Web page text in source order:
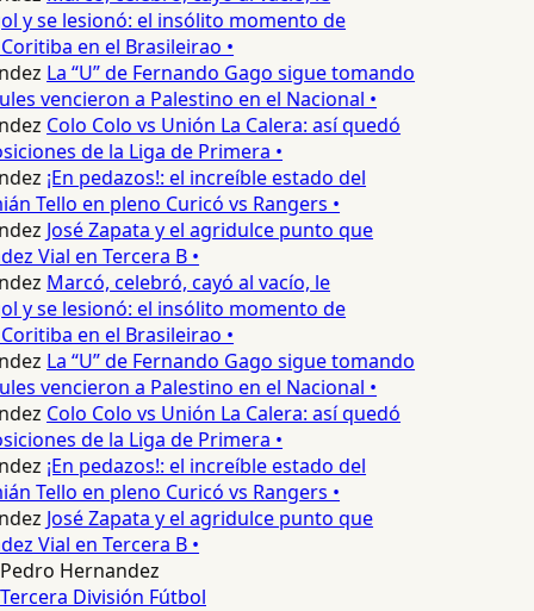
y se lesionó: el insólito momento de
en el Brasileirao •
La “U” de Fernando Gago sigue tomando
vencieron a Palestino en el Nacional •
Colo Colo vs Unión La Calera: así quedó
de la Liga de Primera •
¡En pedazos!: el increíble estado del
Tello en pleno Curicó vs Rangers •
José Zapata y el agridulce punto que
Vial en Tercera B •
Marcó, celebró, cayó al vacío, le
y se lesionó: el insólito momento de
en el Brasileirao •
La “U” de Fernando Gago sigue tomando
vencieron a Palestino en el Nacional •
Colo Colo vs Unión La Calera: así quedó
de la Liga de Primera •
¡En pedazos!: el increíble estado del
Tello en pleno Curicó vs Rangers •
José Zapata y el agridulce punto que
Vial en Tercera B •
Pedro Hernandez
Tercera División Fútbol